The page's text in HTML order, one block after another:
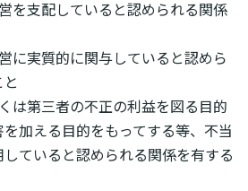
を支配していると認められる関係
に実質的に関与していると認めら
は第三者の不正の利益を図る目的
加える目的をもってする等、不当
ていると認められる関係を有する